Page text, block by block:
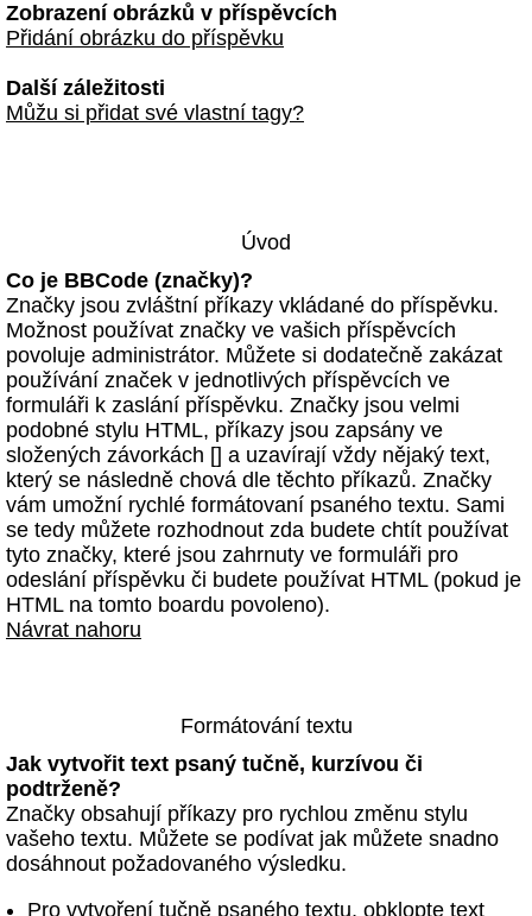
Zobrazení obrázků v příspěvcích
Přidání obrázku do příspěvku
Další záležitosti
Můžu si přidat své vlastní tagy?
Úvod
Co je BBCode (značky)?
Značky jsou zvláštní příkazy vkládané do příspěvku.
Možnost používat značky ve vašich příspěvcích
povoluje administrátor. Můžete si dodatečně zakázat
používání značek v jednotlivých příspěvcích ve
formuláři k zaslání příspěvku. Značky jsou velmi
podobné stylu HTML, příkazy jsou zapsány ve
složených závorkách [] a uzavírají vždy nějaký text,
který se následně chová dle těchto příkazů. Značky
vám umožní rychlé formátovaní psaného textu. Sami
se tedy můžete rozhodnout zda budete chtít používat
tyto značky, které jsou zahrnuty ve formuláři pro
odeslání příspěvku či budete používat HTML (pokud je
HTML na tomto boardu povoleno).
Návrat nahoru
Formátování textu
Jak vytvořit text psaný tučně, kurzívou či
podtrženě?
Značky obsahují příkazy pro rychlou změnu stylu
vašeho textu. Můžete se podívat jak můžete snadno
dosáhnout požadovaného výsledku.
Pro vytvoření tučně psaného textu, obklopte text